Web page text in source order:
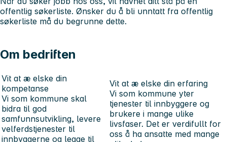
offentlig søkerliste. Ønsker du å bli unntatt fra offentlig
søkerliste må du begrunne dette.
Om bedriften
Vit at æ elske din
kompetanse
Vi som kommune skal
bidra til god
samfunnsutvikling, levere
velferdstjenester til
innbyggerne og legge til
Vit at æ elske din erfaring
Vi som kommune yter
tjenester til innbyggere og
brukere i mange ulike
livsfaser. Det er verdifullt for
oss å ha ansatte med mange